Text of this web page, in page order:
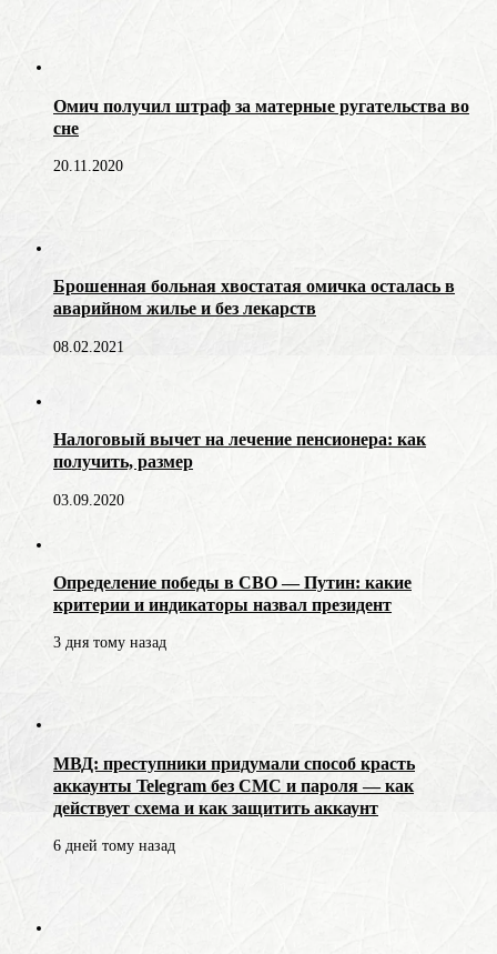
Омич получил штраф за матерные ругательства во
сне
20.11.2020
Брошенная больная хвостатая омичка осталась в
аварийном жилье и без лекарств
08.02.2021
Налоговый вычет на лечение пенсионера: как
получить, размер
03.09.2020
Определение победы в СВО — Путин: какие
критерии и индикаторы назвал президент
3 дня тому назад
МВД: преступники придумали способ красть
аккаунты Telegram без СМС и пароля — как
действует схема и как защитить аккаунт
6 дней тому назад